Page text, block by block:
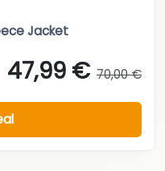
Jacket
47,99 € 70,00 €